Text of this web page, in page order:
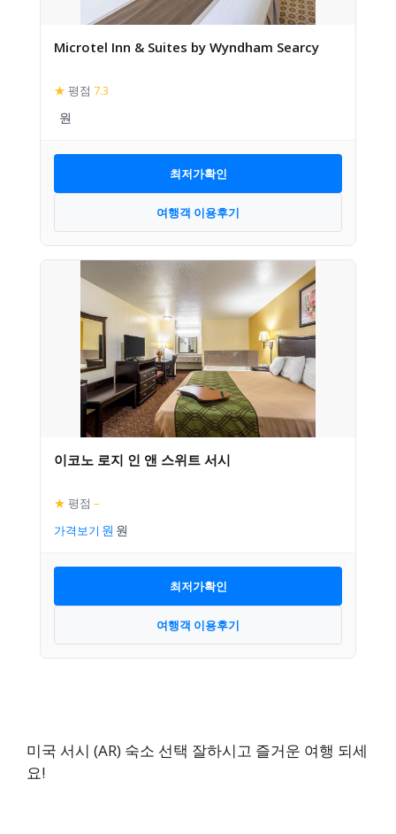
Microtel Inn & Suites by Wyndham Searcy
★ 평점 7.3
최저가확인
여행객 이용후기
이코노 로지 인 앤 스위트 서시
★ 평점 –
가격보기
최저가확인
여행객 이용후기
미국 서시 (AR) 숙소 선택 잘하시고 즐거운 여행 되세
요!